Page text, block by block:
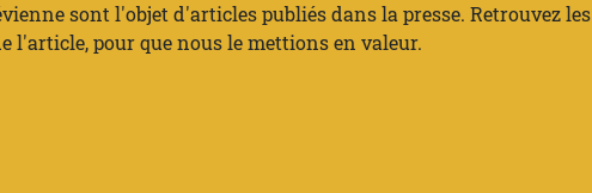
sont l'objet d'articles publiés dans la presse. Retrouvez les
l'article, pour que nous le mettions en valeur.